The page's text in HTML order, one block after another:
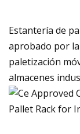
Estantería de
aprobado por la
paletización
almacenes